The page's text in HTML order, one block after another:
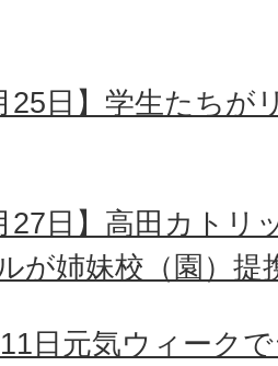
25日】学生たち
27日】高田カト
が姉妹校（園）提
日元気ウィーク